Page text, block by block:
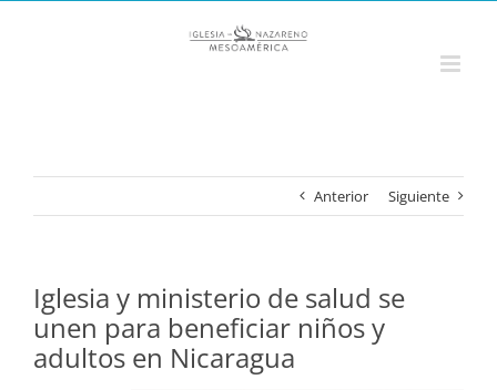
Anterior Siguiente
Iglesia y ministerio de salud se
unen para beneficiar niños y
adultos en Nicaragua